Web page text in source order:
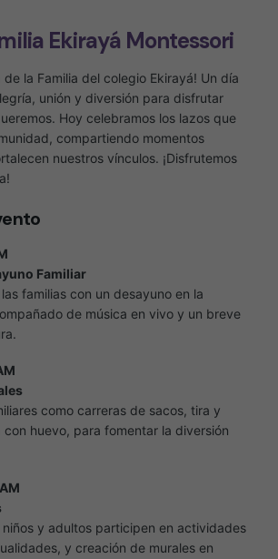
Ekirayá Montessori
de la Familia del colegio Ekirayá! Un día
unión y diversión para disfrutar
Hoy celebramos los lazos que
compartiendo momentos
nuestros vínculos. ¡Disfrutemos
Familiar
familias con un desayuno en la
de música en vivo y un breve
como carreras de sacos, tira y
huevo, para fomentar la diversión
y adultos participen en actividades
y creación de murales en